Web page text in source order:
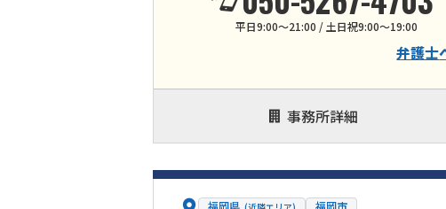
平日9:00～21:00 / 土日祝9:00～19:00
弁護士
事務所詳細
福岡県 福岡市